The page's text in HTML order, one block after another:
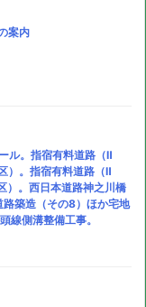
案内
ル。指宿有料道路（Ⅱ
）。指宿有料道路（Ⅱ
）。西日本道路神之川橋
築造（その8）ほか宅地
線側溝整備工事。